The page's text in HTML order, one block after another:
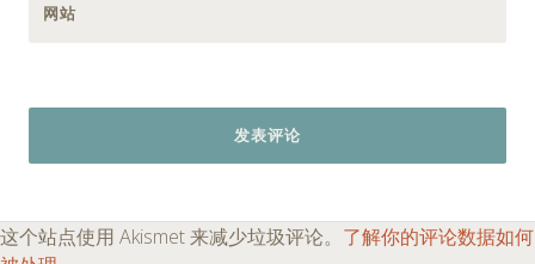
网站
这个站点使用 Akismet 来减少垃圾评论。 了解你的评论数据如何